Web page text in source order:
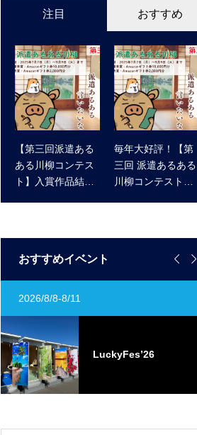
注目 おすすめ
【第三回派遣ある
ある川柳コンテス
ト】入賞作品結果
毎年大好評！【第
三回 派遣あるある
川柳コンテスト】
おすすめイベント  
2026/8/8-8/11
LuckyFes’26